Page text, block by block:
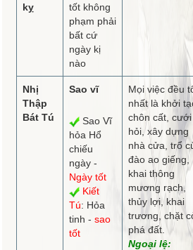
kỵ
tốt không
phạm phải
bất cứ
ngày kị
nào
Nhị
Thập
Bát Tú
Sao vĩ
Sao Vĩ
hỏa Hổ
chiếu
ngày -
Ngày tốt
Kiết
Tú: Hỏa
tinh - sao
tốt
Mọi việc đều
nhất là khởi
chôn cất, cưới
hỏi, xây dựng
nhà cửa, trổ
đào ao giếng,
khai thông
mương rạch,
thủy lợi, khai
trương, chặt
phá đất.
Ngoại lệ: